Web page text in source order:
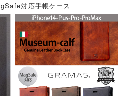
対応手帳ケース